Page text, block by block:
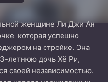
женщине Ли Джи Ан
которая успешно
на стройке. Она
летнюю дочь Хё Ри,
своей независимостью.